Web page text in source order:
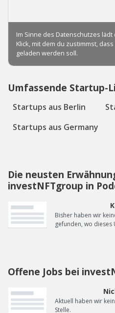
Umfassende Startup-
Startups aus Berlin
Startups aus Germany
Die neusten
investNFTgroup in
Bisher haben wir
gefunden, wo
Offene Jobs bei
Aktuell haben wir
Stelle.